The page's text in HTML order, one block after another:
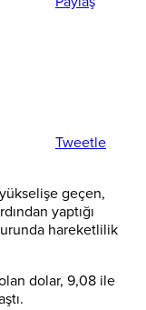
Tweetle
geçen,
yaptığı
hareketlilik
dolar, 9,08 ile